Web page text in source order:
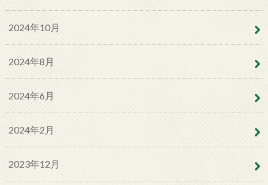
2024年10月
2024年8月
2024年6月
2024年2月
2023年12月